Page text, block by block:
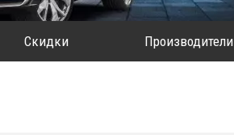
Скидки Производители